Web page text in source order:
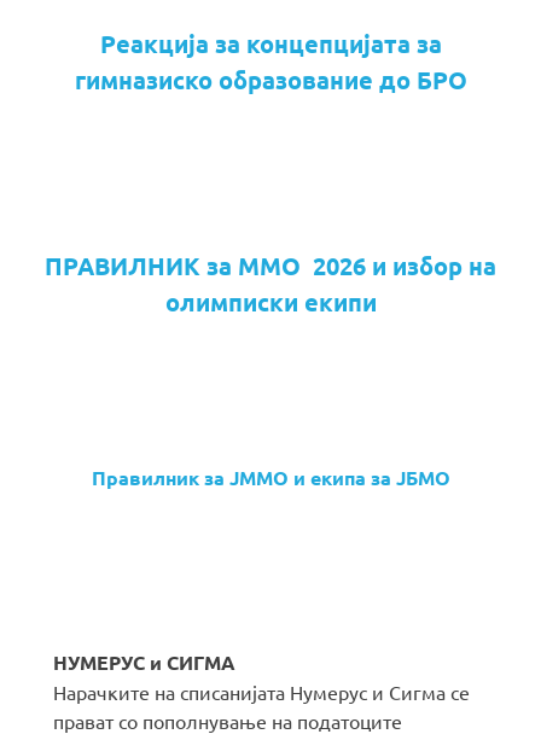
Реакција за концепцијата за
гимназиско образование до БРО
ПРАВИЛНИК за ММО 2026 и избор на
олимписки екипи
Правилник за ЈММО и екипа за ЈБМО
НУМЕРУС и СИГМА
Нарачките на списанијата Нумерус и Сигма се
прават со пополнување на податоците